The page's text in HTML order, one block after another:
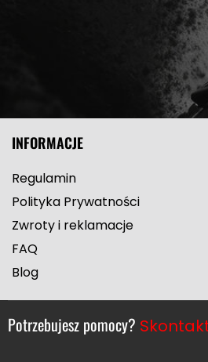
INFORMACJE
Regulamin
Polityka Prywatności
Zwroty i reklamacje
FAQ
Blog
Potrzebujesz pomocy?